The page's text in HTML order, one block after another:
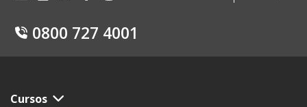
0800 727 4001
Cursos